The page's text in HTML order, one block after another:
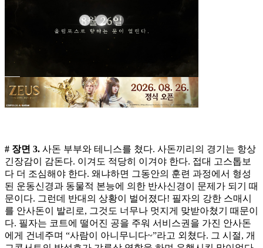
# 장면 3. 사돈 부부와 테니스를 쳤다. 사돈끼리의 경기는 항상
긴장감이 감돈다. 이겨도 적당히 이겨야 한다. 접대 고스톱보
다 더 조심해야 한다. 왜냐하면 그동안의 훈련 과정에서 형성
된 운동신경과 동물적 본능에 의한 반사신경이 문제가 되기 때
문이다. 그런데 반대의 상황이 벌어졌다! 필자의 강한 스매시
를 안사돈이 발리로, 그것도 너무나 멋지게 맞받아쳤기 때문이
다. 필자는 코트에 떨어진 공을 주워 서비스권을 가진 안사돈
에게 건네주며 “사람이 아니무니다~”라고 외쳤다. 그 시절, 개